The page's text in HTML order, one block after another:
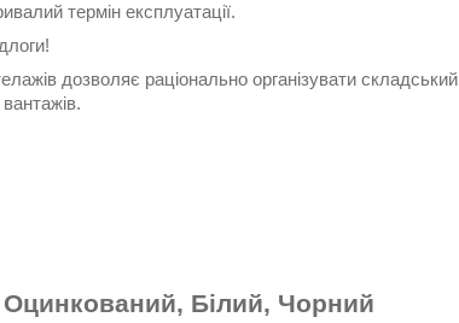
термін експлуатації.
дозволяє раціонально організувати складський
Оцинкований, Білий, Чорний